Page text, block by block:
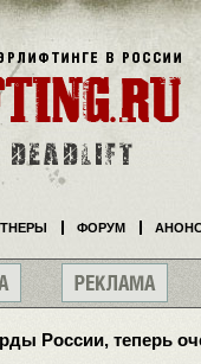
России, теперь
ФОРУМ